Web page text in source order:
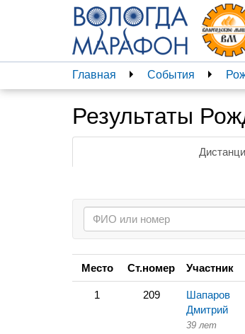
Главная События
Результаты
Место Ст.номер Участник
1 209
Шапаров
Дмитрий
39 лет